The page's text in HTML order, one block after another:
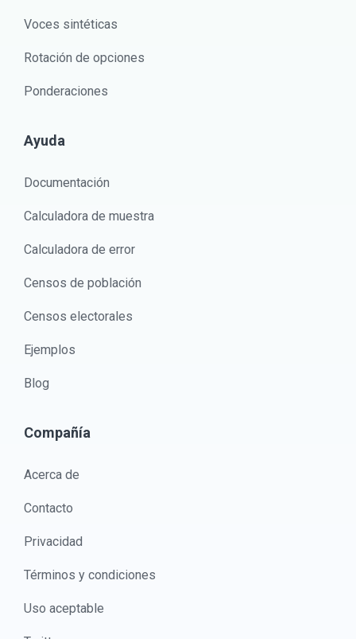
Voces sintéticas
Rotación de opciones
Ponderaciones
Ayuda
Documentación
Calculadora de muestra
Calculadora de error
Censos de población
Censos electorales
Ejemplos
Blog
Compañía
Acerca de
Contacto
Privacidad
Términos y condiciones
Uso aceptable